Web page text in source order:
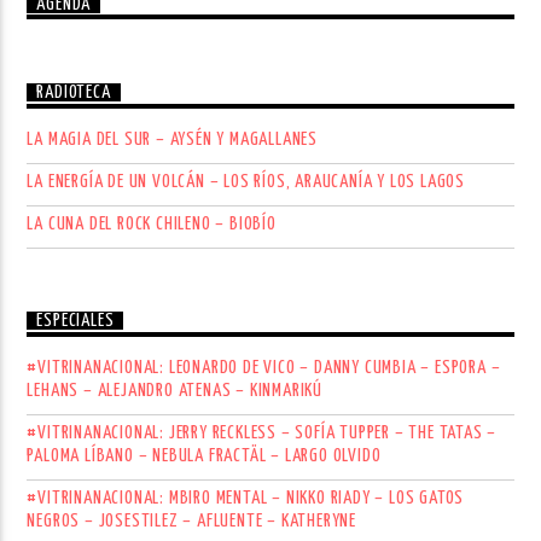
AGENDA
RADIOTECA
LA MAGIA DEL SUR – AYSÉN Y MAGALLANES
LA ENERGÍA DE UN VOLCÁN – LOS RÍOS, ARAUCANÍA Y LOS LAGOS
LA CUNA DEL ROCK CHILENO – BIOBÍO
ESPECIALES
#VITRINANACIONAL: LEONARDO DE VICO – DANNY CUMBIA – ESPORA –
LEHANS – ALEJANDRO ATENAS – KINMARIKÚ
#VITRINANACIONAL: JERRY RECKLESS – SOFÍA TUPPER – THE TATAS –
PALOMA LÍBANO – NEBULA FRACTÄL – LARGO OLVIDO
#VITRINANACIONAL: MBIRO MENTAL – NIKKO RIADY – LOS GATOS
NEGROS – JOSESTILEZ – AFLUENTE – KATHERYNE